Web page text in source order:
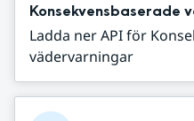
Konsekvensbaserade
Ladda ner API för
vädervarningar